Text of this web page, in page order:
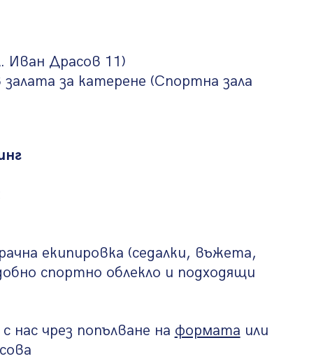
Иван Драсов 11)
за катерене (Спортна зала
екипировка (седалки, въжета,
спортно облекло и подходящи
нас чрез попълване на формата или